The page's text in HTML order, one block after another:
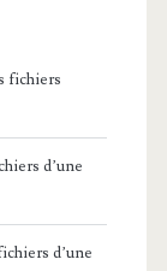
fichiers
d’une
d’une